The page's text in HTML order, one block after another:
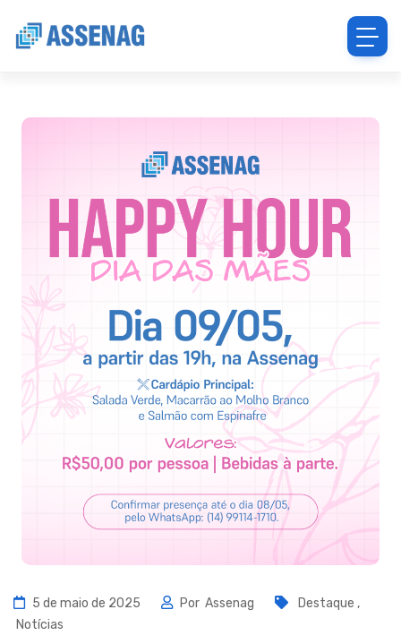
5 de maio de 2025 Por Assenag Destaque ,
Notícias